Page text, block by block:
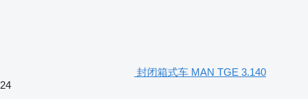
封闭箱式车 MAN TGE 3.140
24